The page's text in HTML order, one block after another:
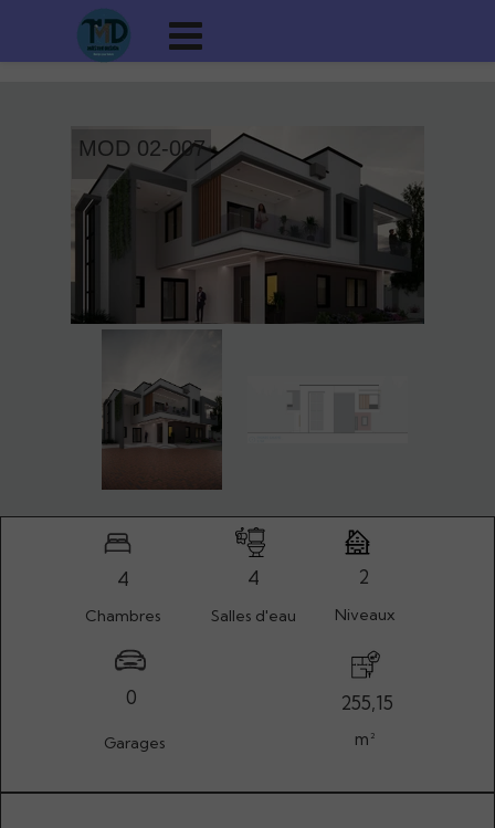
MOD 02-007
255,15
m²
0
Garages
2
Niveaux
4
Chambres
4
Salles d'eau